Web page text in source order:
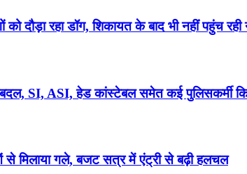
दौड़ा रहा डॉग, शिकायत के बाद भी नहीं पहुंच रही
SI, ASI, हेड कांस्टेबल समेत कई पुलिसकर्मी
से मिलाया गले, बजट सत्र में एंट्री से बढ़ी हलचल